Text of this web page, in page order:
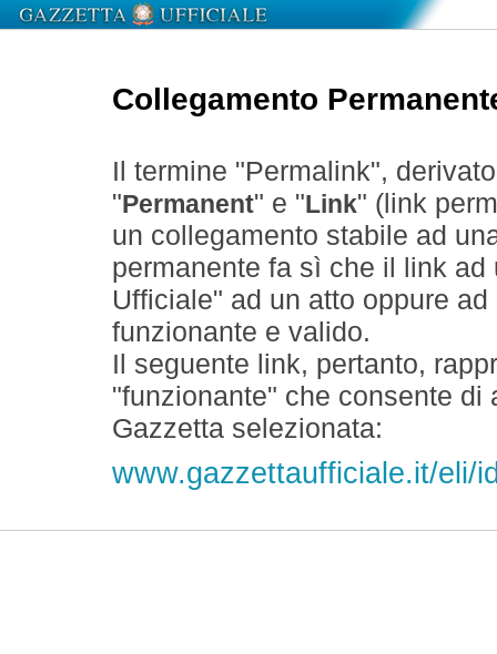
Collegamento
Il termine "Permalink",
" Permanent" e " Link" (link
un collegamento stabile ad
permanente fa sì che il link
Ufficiale" ad un atto oppure
funzionante e valido.
Il seguente link, pertanto,
"funzionante" che consente
Gazzetta selezionata:
www.gazzettaufficiale.it/eli/